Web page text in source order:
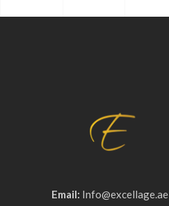
Email: Info@excellage.ae